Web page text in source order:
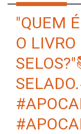
"QUEM
O LIVRO